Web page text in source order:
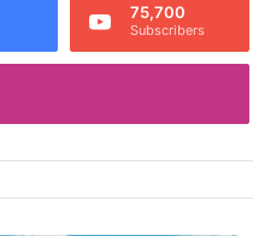
75,700
Subscribers